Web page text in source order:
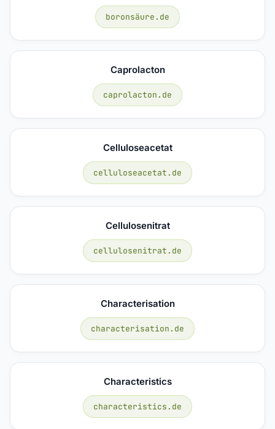
boronsäure.de
Caprolacton
caprolacton.de
Celluloseacetat
celluloseacetat.de
Cellulosenitrat
cellulosenitrat.de
Characterisation
characterisation.de
Characteristics
characteristics.de